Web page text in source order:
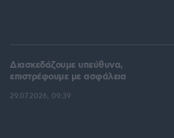
Διασκεδάζουμε υπεύθυνα,
επιστρέφουμε με ασφάλεια
29.07.2026, 09:39